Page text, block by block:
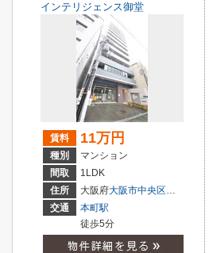
インテリジェンス御堂
賃料 11万円
種別
マンション
間取
1LDK
住所
大阪府大阪市中央区南久宝寺町
交通
本町駅
徒歩5分